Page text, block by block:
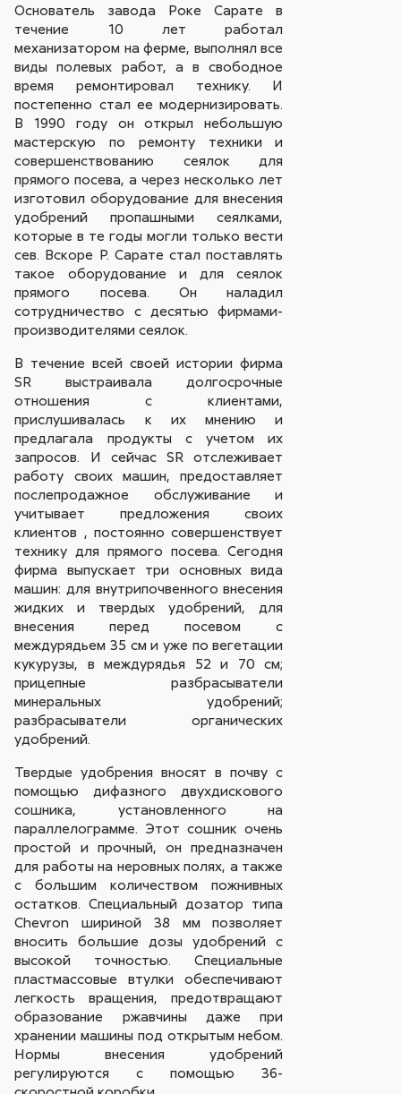
Основатель завода Роке Cарате в
течение 10 лет работал
механизатором на ферме, выполнял все
виды полевых работ, а в свободное
время ремонтировал технику. И
постепенно стал ее модернизировать.
В 1990 году он открыл небольшую
мастерскую по ремонту техники и
совершенствованию сеялок для
прямого посева, а через несколько лет
изготовил оборудование для внесения
удобрений пропашными сеялками,
которые в те годы могли только вести
сев. Вскоре Р. Сарате стал поставлять
такое оборудование и для сеялок
прямого посева. Он наладил
сотрудничество с десятью фирмами-
производителями сеялок.
В течение всей своей истории фирма
SR выстраивала долгосрочные
отношения с клиентами,
прислушивалась к их мнению и
предлагала продукты с учетом их
запросов. И сейчас SR отслеживает
работу своих машин, предоставляет
послепродажное обслуживание и
учитывает предложения своих
клиентов , постоянно совершенствует
технику для прямого посева. Сегодня
фирма выпускает три основных вида
машин: для внутрипочвенного внесения
жидких и твердых удобрений, для
внесения перед посевом с
междурядьем 35 см и уже по вегетации
кукурузы, в междурядья 52 и 70 см;
прицепные разбрасыватели
минеральных удобрений;
разбрасыватели органических
удобрений.
Твердые удобрения вносят в почву с
помощью дифазного двухдискового
сошника, установленного на
параллелограмме. Этот сошник очень
простой и прочный, он предназначен
для работы на неровных полях, а также
с большим количеством пожнивных
остатков. Специальный дозатор типа
Chevron шириной 38 мм позволяет
вносить большие дозы удобрений с
высокой точностью. Специальные
пластмассовые втулки обеспечивают
легкость вращения, предотвращают
образование ржавчины даже при
хранении машины под открытым небом.
Нормы внесения удобрений
регулируются с помощью 36-